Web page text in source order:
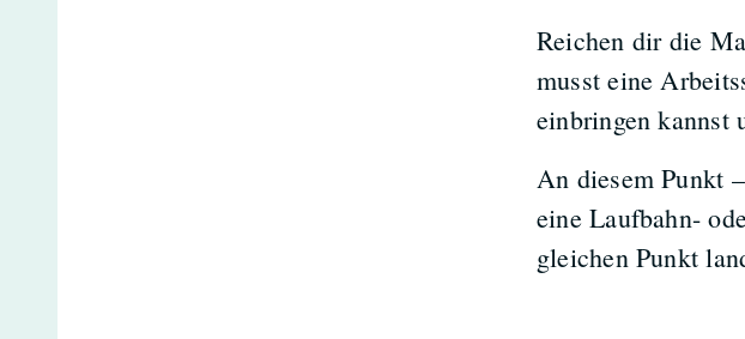
Reichen dir die
musst eine
einbringen kannst
An diesem Punkt
eine Laufbahn-
gleichen Punkt